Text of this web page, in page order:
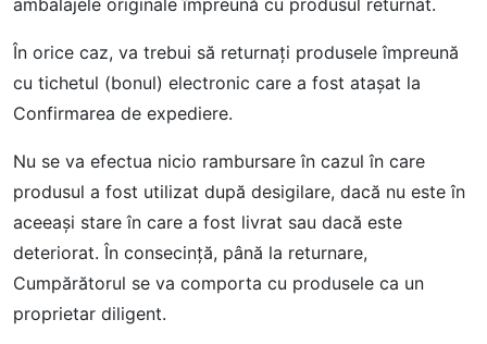
În orice caz, va trebui să returnaţi produsele împreună
cu tichetul (bonul) electronic care a fost atașat la
Confirmarea de expediere.
Nu se va efectua nicio rambursare în cazul în care
produsul a fost utilizat după desigilare, dacă nu este în
aceeaşi stare în care a fost livrat sau dacă este
deteriorat. În consecință, până la returnare,
Cumpărătorul se va comporta cu produsele ca un
proprietar diligent.